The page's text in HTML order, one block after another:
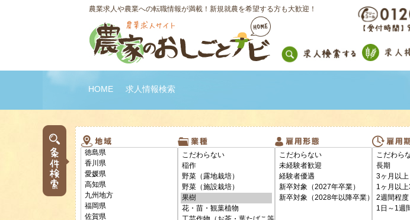
農業求人や農業への転職情報が満載！新規就農を希望する方も大歓迎！
HOME 求人情報検索